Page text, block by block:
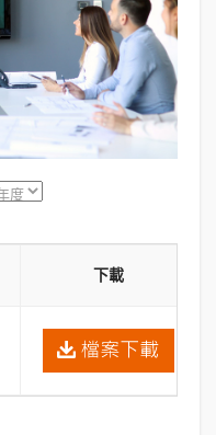
下載